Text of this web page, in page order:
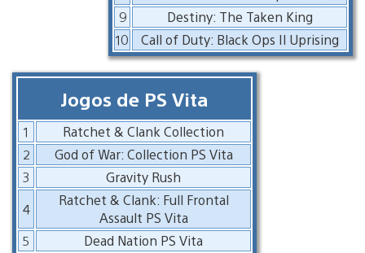
9
Destiny: The Taken King
10
Call of Duty: Black Ops II Uprising
Jogos de PS Vita
1
Ratchet & Clank Collection
2
God of War: Collection PS Vita
3
Gravity Rush
4
Ratchet & Clank: Full Frontal
Assault PS Vita
5
Dead Nation PS Vita